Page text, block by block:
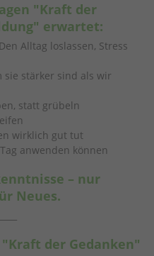
"Kraft der
erwartet:
Alltag loslassen, Stress
sie stärker sind als wir
statt grübeln
wirklich gut tut
anwenden können
– nur
Neues.
der Gedanken"